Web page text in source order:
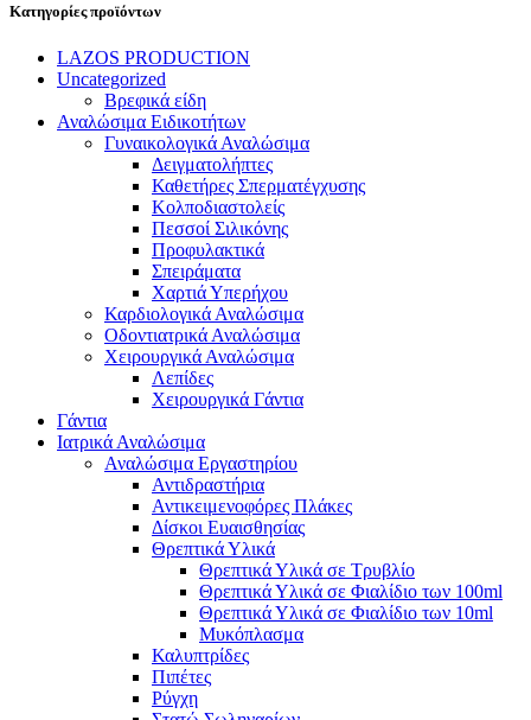
Κατηγορίες προϊόντων
LAZOS PRODUCTION
Uncategorized
Βρεφικά είδη
Αναλώσιμα Ειδικοτήτων
Γυναικολογικά Αναλώσιμα
Δειγματολήπτες
Καθετήρες Σπερματέγχυσης
Κολποδιαστολείς
Πεσσοί Σιλικόνης
Προφυλακτικά
Σπειράματα
Χαρτιά Υπερήχου
Καρδιολογικά Αναλώσιμα
Οδοντιατρικά Αναλώσιμα
Χειρουργικά Αναλώσιμα
Λεπίδες
Χειρουργικά Γάντια
Γάντια
Ιατρικά Αναλώσιμα
Αναλώσιμα Εργαστηρίου
Αντιδραστήρια
Αντικειμενοφόρες Πλάκες
Δίσκοι Ευαισθησίας
Θρεπτικά Υλικά
Θρεπτικά Υλικά σε Τρυβλίο
Θρεπτικά Υλικά σε Φιαλίδιο των 100ml
Θρεπτικά Υλικά σε Φιαλίδιο των 10ml
Μυκόπλασμα
Καλυπτρίδες
Πιπέτες
Ρύγχη